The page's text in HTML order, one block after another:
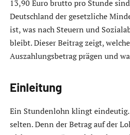
13,90 Euro brutto pro Stunde
Deutschland der gesetzliche
ist, was nach Steuern und
bleibt. Dieser Beitrag zeigt,
Auszahlungsbetrag prägen und
Einleitung
Ein Stundenlohn klingt
selten. Denn der Betrag auf der